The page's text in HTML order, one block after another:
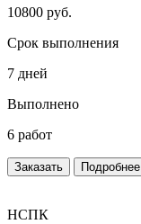
10800 руб.
Срок выполнения
7 дней
Выполнено
6 работ
Заказать Подробнее
НСПК